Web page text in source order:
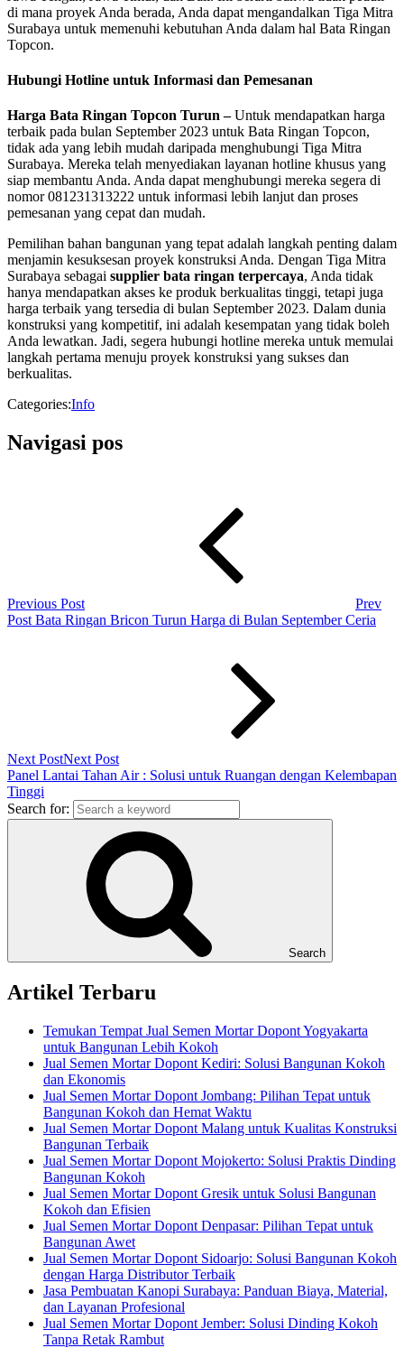
di mana proyek Anda berada, Anda dapat mengandalkan Tiga Mitra
Surabaya untuk memenuhi kebutuhan Anda dalam hal Bata Ringan
Topcon.
Hubungi Hotline untuk Informasi dan Pemesanan
Harga Bata Ringan Topcon Turun –Untuk mendapatkan harga
terbaik pada bulan September 2023 untuk Bata Ringan Topcon,
tidak ada yang lebih mudah daripada menghubungi Tiga Mitra
Surabaya. Mereka telah menyediakan layanan hotline khusus yang
siap membantu Anda. Anda dapat menghubungi mereka segera di
nomor 081231313222 untuk informasi lebih lanjut dan proses
pemesanan yang cepat dan mudah.
Pemilihan bahan bangunan yang tepat adalah langkah penting dalam
menjamin kesuksesan proyek konstruksi Anda. Dengan Tiga Mitra
Surabaya sebagai supplier bata ringan terpercaya, Anda tidak
hanya mendapatkan akses ke produk berkualitas tinggi, tetapi juga
harga terbaik yang tersedia di bulan September 2023. Dalam dunia
konstruksi yang kompetitif, ini adalah kesempatan yang tidak boleh
Anda lewatkan. Jadi, segera hubungi hotline mereka untuk memulai
langkah pertama menuju proyek konstruksi yang sukses dan
berkualitas.
Categories:Info
Navigasi pos
Previous Post
Prev
Post Bata Ringan Bricon Turun Harga di Bulan September Ceria
Next PostNext Post
Panel Lantai Tahan Air : Solusi untuk Ruangan dengan Kelembapan
Tinggi
Search for:
Search
Artikel Terbaru
Temukan Tempat Jual Semen Mortar Dopont Yogyakarta
untuk Bangunan Lebih Kokoh
Jual Semen Mortar Dopont Kediri: Solusi Bangunan Kokoh
dan Ekonomis
Jual Semen Mortar Dopont Jombang: Pilihan Tepat untuk
Bangunan Kokoh dan Hemat Waktu
Jual Semen Mortar Dopont Malang untuk Kualitas Konstruksi
Bangunan Terbaik
Jual Semen Mortar Dopont Mojokerto: Solusi Praktis Dinding
Bangunan Kokoh
Jual Semen Mortar Dopont Gresik untuk Solusi Bangunan
Kokoh dan Efisien
Jual Semen Mortar Dopont Denpasar: Pilihan Tepat untuk
Bangunan Awet
Jual Semen Mortar Dopont Sidoarjo: Solusi Bangunan Kokoh
dengan Harga Distributor Terbaik
Jasa Pembuatan Kanopi Surabaya: Panduan Biaya, Material,
dan Layanan Profesional
Jual Semen Mortar Dopont Jember: Solusi Dinding Kokoh
Tanpa Retak Rambut